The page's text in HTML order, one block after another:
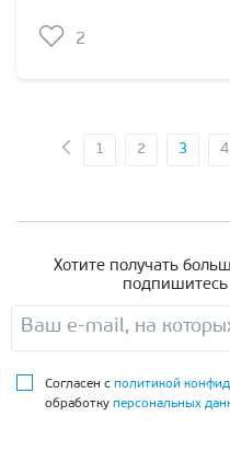
2
1 2 3 4
Хотите получать
подпишитесь
Согласен с политикой
обработку персональных